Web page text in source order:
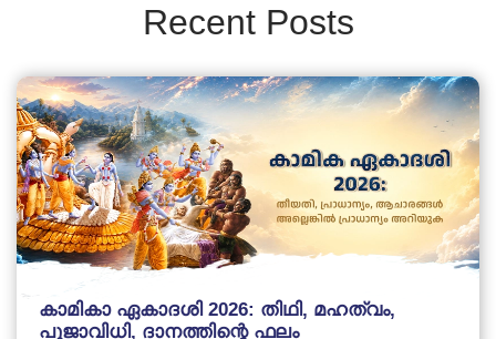
Recent Posts
കാമികാ ഏകാദശി 2026: തിഥി, മഹത്വം,
പൂജാവിധി, ദാനത്തിന്റെ ഫലം